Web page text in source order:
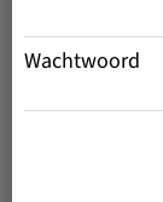
Wachtwoord